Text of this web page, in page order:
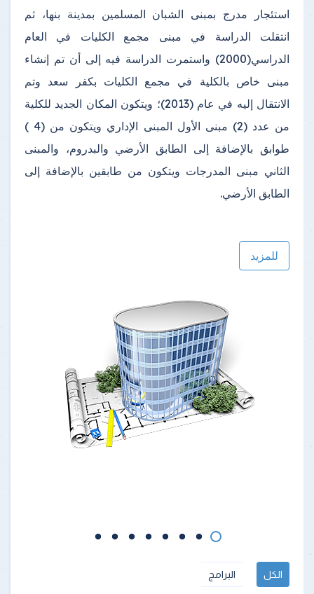
استئجار مدرج بمبنى الشبان المسلمين بمدينة بنها، ثم
انتقلت الدراسة في مبنى مجمع الكليات في العام
الدراسي(2000) واستمرت الدراسة فيه إلى أن تم إنشاء
مبنى خاص بالكلية في مجمع الكليات بكفر سعد وتم
الانتقال إليه في عام (2013)؛ ويتكون المكان الجديد للكلية
من عدد (2) مبنى الأول المبنى الإداري ويتكون من (4 )
طوابق بالإضافة إلى الطابق الأرضي والبدروم، والمبنى
الثاني مبنى المدرجات ويتكون من طابقين بالإضافة إلى
الطابق الأرضي.
للمزيد
الكل البرامج